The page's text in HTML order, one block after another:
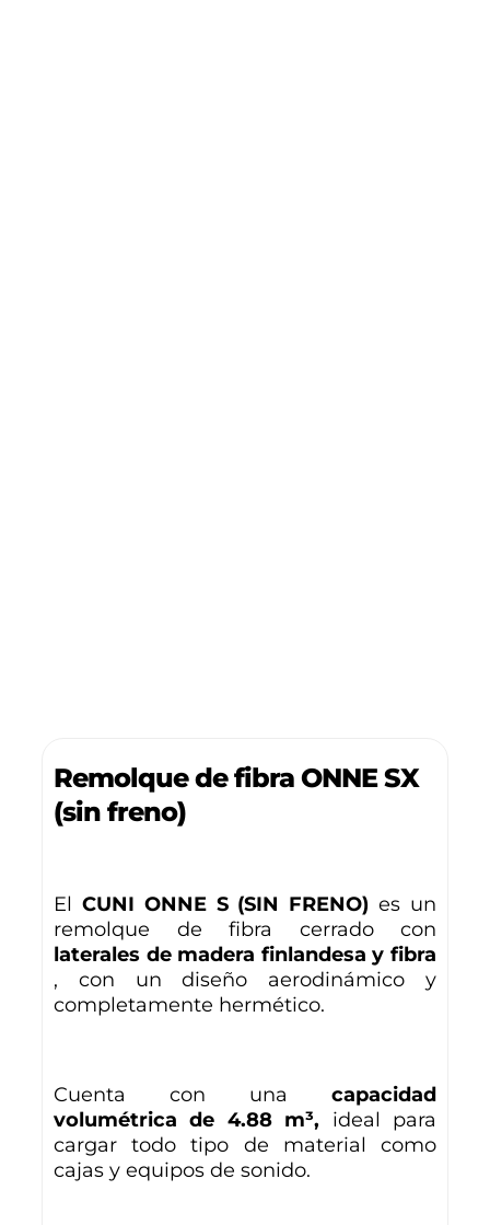
Remolque de fibra ONNE SX
(sin freno)
El CUNI ONNE S (SIN FRENO) es un
remolque de fibra cerrado con
laterales de madera finlandesa y fibra
, con un diseño aerodinámico y
completamente hermético.
Cuenta con una capacidad
volumétrica de 4.88 m³, ideal para
cargar todo tipo de material como
cajas y equipos de sonido.